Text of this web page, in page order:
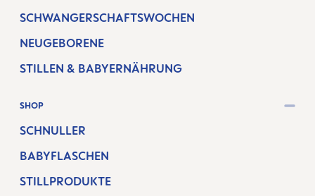
SCHWANGERSCHAFTSWOCHEN
NEUGEBORENE
STILLEN & BABYERNÄHRUNG
SHOP
SCHNULLER
BABYFLASCHEN
STILLPRODUKTE